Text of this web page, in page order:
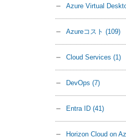
Azure Virtual
Azureコスト (109)
Cloud Services (1)
DevOps (7)
Entra ID (41)
Horizon Cloud on